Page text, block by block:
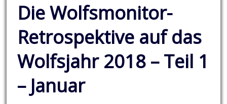
Die Wolfsmonitor-
Retrospektive auf das
Wolfsjahr 2018 – Teil 1
– Januar